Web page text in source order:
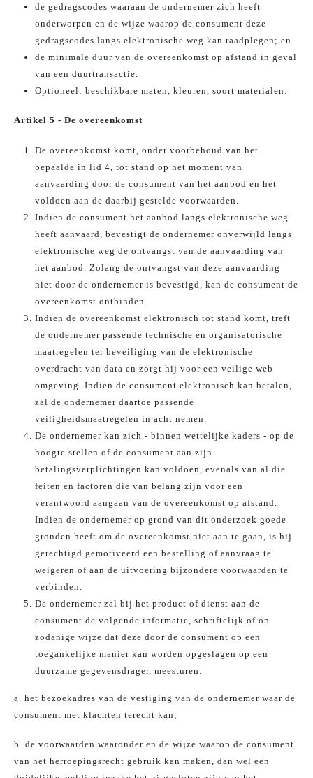
de gedragscodes waaraan de ondernemer zich heeft
onderworpen en de wijze waarop de consument deze
gedragscodes langs elektronische weg kan raadplegen; en
de minimale duur van de overeenkomst op afstand in geval
van een duurtransactie.
Optioneel: beschikbare maten, kleuren, soort materialen.
Artikel 5 - De overeenkomst
De overeenkomst komt, onder voorbehoud van het
bepaalde in lid 4, tot stand op het moment van
aanvaarding door de consument van het aanbod en het
voldoen aan de daarbij gestelde voorwaarden.
Indien de consument het aanbod langs elektronische weg
heeft aanvaard, bevestigt de ondernemer onverwijld langs
elektronische weg de ontvangst van de aanvaarding van
het aanbod. Zolang de ontvangst van deze aanvaarding
niet door de ondernemer is bevestigd, kan de consument de
overeenkomst ontbinden.
Indien de overeenkomst elektronisch tot stand komt, treft
de ondernemer passende technische en organisatorische
maatregelen ter beveiliging van de elektronische
overdracht van data en zorgt hij voor een veilige web
omgeving. Indien de consument elektronisch kan betalen,
zal de ondernemer daartoe passende
veiligheidsmaatregelen in acht nemen.
De ondernemer kan zich - binnen wettelijke kaders - op de
hoogte stellen of de consument aan zijn
betalingsverplichtingen kan voldoen, evenals van al die
feiten en factoren die van belang zijn voor een
verantwoord aangaan van de overeenkomst op afstand.
Indien de ondernemer op grond van dit onderzoek goede
gronden heeft om de overeenkomst niet aan te gaan, is hij
gerechtigd gemotiveerd een bestelling of aanvraag te
weigeren of aan de uitvoering bijzondere voorwaarden te
verbinden.
De ondernemer zal bij het product of dienst aan de
consument de volgende informatie, schriftelijk of op
zodanige wijze dat deze door de consument op een
toegankelijke manier kan worden opgeslagen op een
duurzame gegevensdrager, meesturen:
a. het bezoekadres van de vestiging van de ondernemer waar de
consument met klachten terecht kan;
b. de voorwaarden waaronder en de wijze waarop de consument
van het herroepingsrecht gebruik kan maken, dan wel een